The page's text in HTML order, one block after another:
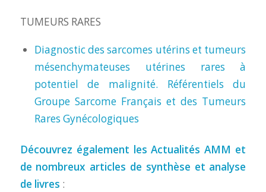
TUMEURS RARES
Diagnostic des sarcomes utérins et tumeurs
mésenchymateuses utérines rares à
potentiel de malignité. Référentiels du
Groupe Sarcome Français et des Tumeurs
Rares Gynécologiques
Découvrez également les Actualités AMM et
de nombreux articles de synthèse et analyse
de livres :